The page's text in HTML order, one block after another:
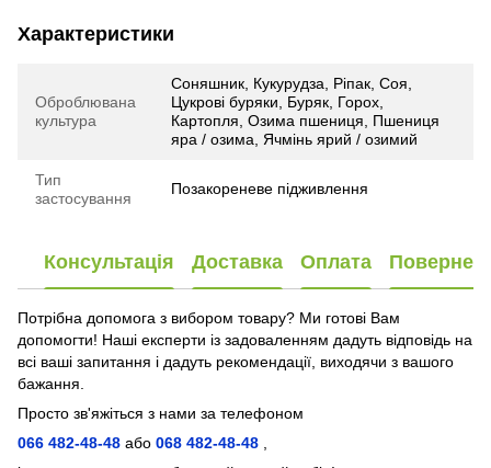
Характеристики
Оброблювана
культура
Соняшник, Кукурудза, Ріпак, Соя,
Цукрові буряки, Буряк, Горох,
Картопля, Озима пшениця, Пшениця
яра / озима, Ячмінь ярий / озимий
Тип
застосування
Позакореневе підживлення
Консультація Доставка Оплата
Потрібна допомога з вибором товару? Ми готові Вам
допомогти! Наші експерти із задоваленням дадуть відповідь на
всі ваші запитання і дадуть рекомендації, виходячи з вашого
бажання.
Просто зв'яжіться з нами за телефоном
066 482-48-48 або 068 482-48-48